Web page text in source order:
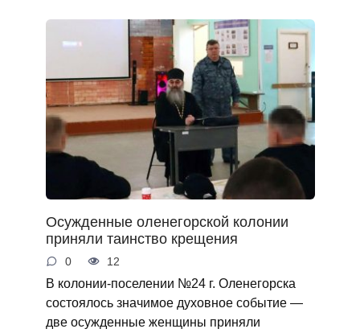
Осужденные оленегорской колонии
приняли таинство крещения
0 12
В колонии-поселении №24 г. Оленегорска
состоялось значимое духовное событие —
две осужденные женщины приняли